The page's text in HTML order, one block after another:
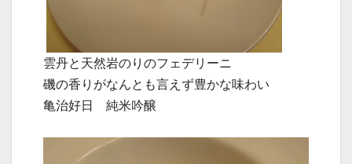
雲丹と天然岩のりのフェデリーニ
磯の香りがなんとも言えず豊かな味わい
亀治好日 純米吟醸